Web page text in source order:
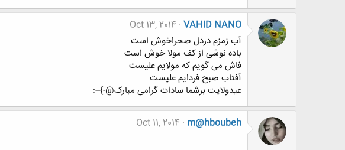
VAHID NANO
Oct 13, 2014
آب زمزم دردل صحراخوش است
باده نوشی از کف مولا خوش است
فاش می گویم که مولایم علیست
آفتاب صبح فردایم علیست
عیدولایت برشما سادات گرامی مبارک@-}--:
m@hboubeh
Oct 11, 2014